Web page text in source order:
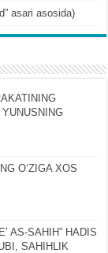
asari asosida)
OʻZIGA XOS
AS-SAHIH” HADIS
SAHIHLIK